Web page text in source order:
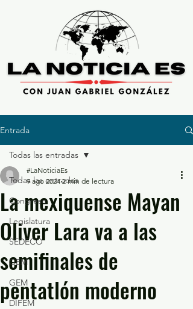
Entrada
Todas las entradas
Congreso
Legislatura
SEDECO
GEM
GEM
DIFEM
Todas las entradas
La mexiquense Mayan
Oliver Lara va a las
semifinales de
pentatlón moderno
#LaNoticiaEs
9 ago 2024 2 min de lectura